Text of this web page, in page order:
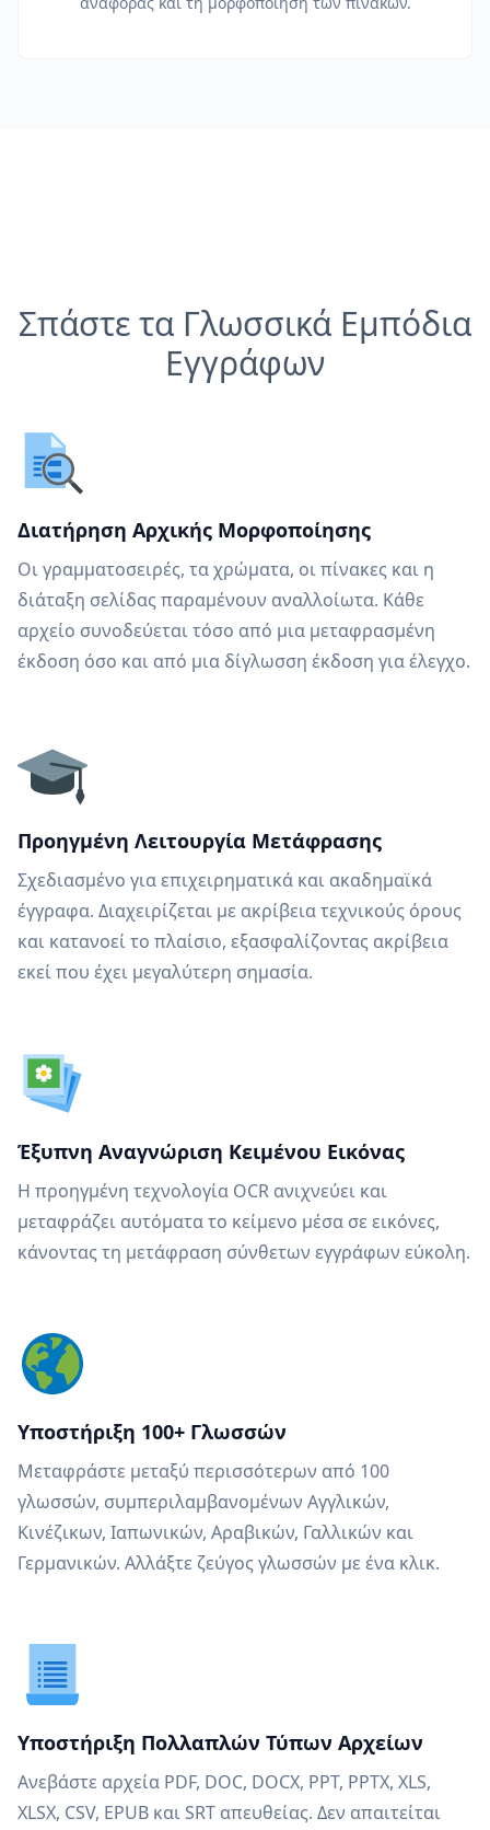
Σπάστε τα Γλωσσικά Εμπόδια
Εγγράφων
Διατήρηση Αρχικής Μορφοποίησης
Οι γραμματοσειρές, τα χρώματα, οι πίνακες και η
διάταξη σελίδας παραμένουν αναλλοίωτα. Κάθε
αρχείο συνοδεύεται τόσο από μια μεταφρασμένη
έκδοση όσο και από μια δίγλωσση έκδοση για έλεγχο.
Προηγμένη Λειτουργία Μετάφρασης
Σχεδιασμένο για επιχειρηματικά και ακαδημαϊκά
έγγραφα. Διαχειρίζεται με ακρίβεια τεχνικούς όρους
και κατανοεί το πλαίσιο, εξασφαλίζοντας ακρίβεια
εκεί που έχει μεγαλύτερη σημασία.
Έξυπνη Αναγνώριση Κειμένου Εικόνας
Η προηγμένη τεχνολογία OCR ανιχνεύει και
μεταφράζει αυτόματα το κείμενο μέσα σε εικόνες,
κάνοντας τη μετάφραση σύνθετων εγγράφων εύκολη.
Υποστήριξη 100+ Γλωσσών
Μεταφράστε μεταξύ περισσότερων από 100
γλωσσών, συμπεριλαμβανομένων Αγγλικών,
Κινέζικων, Ιαπωνικών, Αραβικών, Γαλλικών και
Γερμανικών. Αλλάξτε ζεύγος γλωσσών με ένα κλικ.
Υποστήριξη Πολλαπλών Τύπων Αρχείων
Ανεβάστε αρχεία PDF, DOC, DOCX, PPT, PPTX, XLS,
XLSX, CSV, EPUB και SRT απευθείας. Δεν απαιτείται